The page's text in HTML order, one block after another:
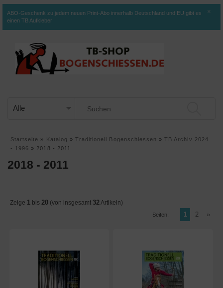
ABO-Geschenk zu jedem neuen Print-Abo innerhalb Deutschland und EU gibt es
einen TB Aufkleber
×
Startseite » Katalog » Traditionell Bogenschiessen »TB Archiv 2024
- 1996 » 2018 - 2011
2018 - 2011
Zeige 1 bis 20 (von insgesamt 32 Artikeln)
Seiten: 1 2 »